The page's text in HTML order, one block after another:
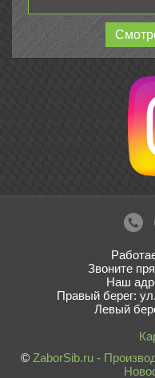
Звоните
Наш
Правый берег:
Левый
© ZaborSib.ru -